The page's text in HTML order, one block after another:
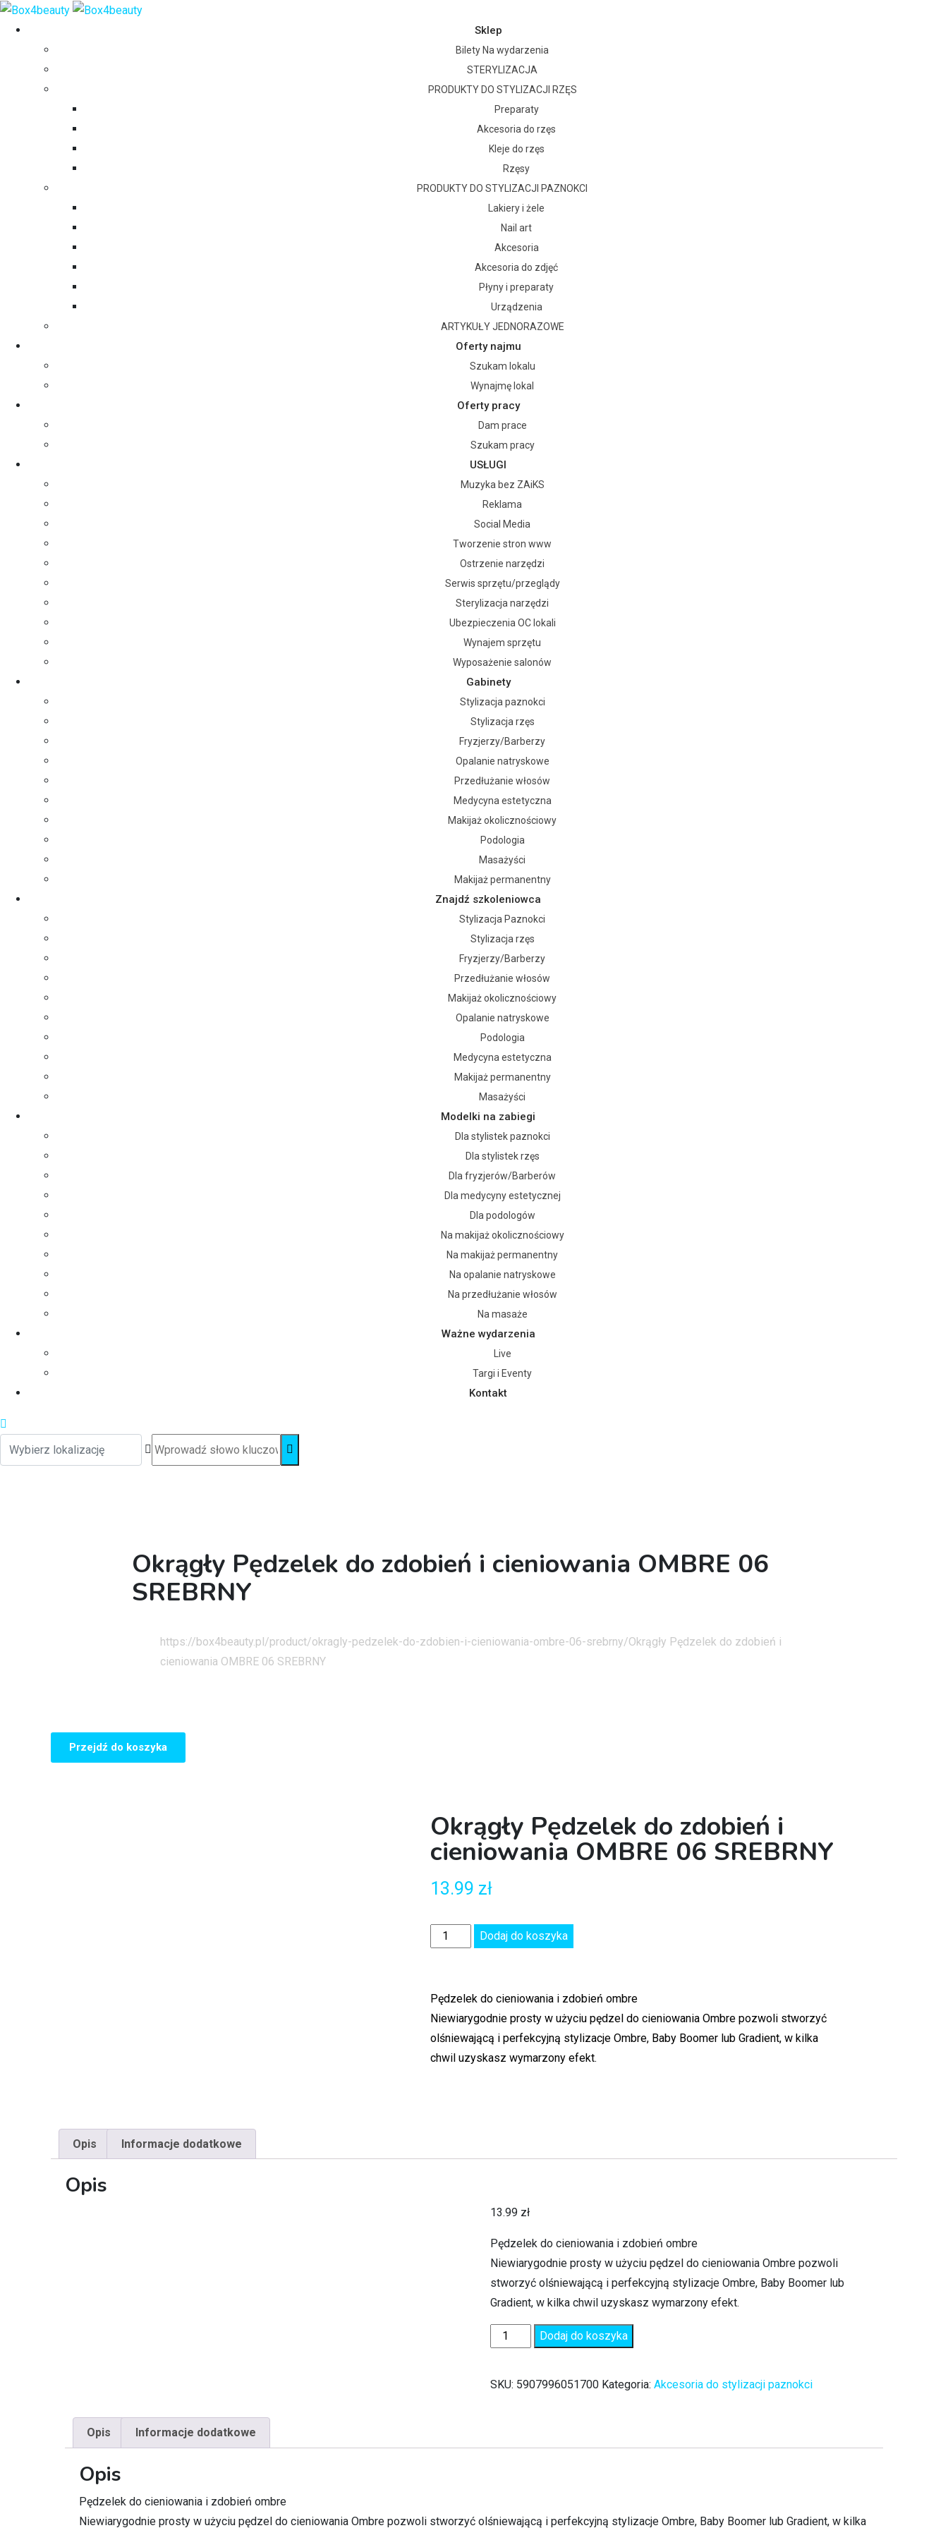
Sklep
Bilety Na wydarzenia
STERYLIZACJA
PRODUKTY DO STYLIZACJI RZĘS
Preparaty
Akcesoria do rzęs
Kleje do rzęs
Rzęsy
PRODUKTY DO STYLIZACJI PAZNOKCI
Lakiery i żele
Nail art
Akcesoria
Akcesoria do zdjęć
Płyny i preparaty
Urządzenia
ARTYKUŁY JEDNORAZOWE
Oferty najmu
Szukam lokalu
Wynajmę lokal
Oferty pracy
Dam prace
Szukam pracy
USŁUGI
Muzyka bez ZAiKS
Reklama
Social Media
Tworzenie stron www
Ostrzenie narzędzi
Serwis sprzętu/przeglądy
Sterylizacja narzędzi
Ubezpieczenia OC lokali
Wynajem sprzętu
Wyposażenie salonów
Gabinety
Stylizacja paznokci
Stylizacja rzęs
Fryzjerzy/Barberzy
Opalanie natryskowe
Przedłużanie włosów
Medycyna estetyczna
Makijaż okolicznościowy
Podologia
Masażyści
Makijaż permanentny
Znajdź szkoleniowca
Stylizacja Paznokci
Stylizacja rzęs
Fryzjerzy/Barberzy
Przedłużanie włosów
Makijaż okolicznościowy
Opalanie natryskowe
Podologia
Medycyna estetyczna
Makijaż permanentny
Masażyści
Modelki na zabiegi
Dla stylistek paznokci
Dla stylistek rzęs
Dla fryzjerów/Barberów
Dla medycyny estetycznej
Dla podologów
Na makijaż okolicznościowy
Na makijaż permanentny
Na opalanie natryskowe
Na przedłużanie włosów
Na masaże
Ważne wydarzenia
Live
Targi i Eventy
Kontakt
Okrągły Pędzelek do zdobień i cieniowania OMBRE 06
SREBRNY
https://box4beauty.pl/product/okragly-pedzelek-do-zdobien-i-cieniowania-ombre-06-srebrny/Okrągły Pędzelek do zdobień i
cieniowania OMBRE 06 SREBRNY
Przejdź do koszyka
Okrągły Pędzelek do zdobień i
cieniowania OMBRE 06 SREBRNY
13.99 zł
Dodaj do koszyka
Pędzelek do cieniowania i zdobień ombre
Niewiarygodnie prosty w użyciu pędzel do cieniowania Ombre pozwoli stworzyć
olśniewającą i perfekcyjną stylizacje Ombre, Baby Boomer lub Gradient, w kilka
chwil uzyskasz wymarzony efekt.
Opis Informacje dodatkowe
Opis
13.99 zł
Pędzelek do cieniowania i zdobień ombre
Niewiarygodnie prosty w użyciu pędzel do cieniowania Ombre pozwoli
stworzyć olśniewającą i perfekcyjną stylizacje Ombre, Baby Boomer lub
Gradient, w kilka chwil uzyskasz wymarzony efekt.
Dodaj do koszyka
SKU: 5907996051700 Kategoria:Akcesoria do stylizacji paznokci
Opis Informacje dodatkowe
Opis
Pędzelek do cieniowania i zdobień ombre
Niewiarygodnie prosty w użyciu pędzel do cieniowania Ombre pozwoli stworzyć olśniewającą i perfekcyjną stylizacje Ombre, Baby Boomer lub Gradient, w kilka